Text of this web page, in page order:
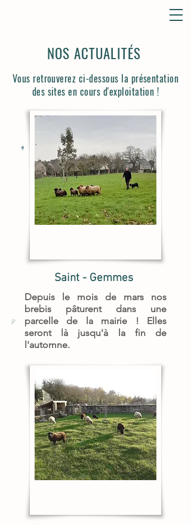
L'r des moutons
L'r des moutons
L'r des moutons
éco-pâturage
éco-pâturage
NOS ACTUALITÉS
Vous retrouverez ci-dessous la présentation
des sites en cours d'exploitation !
Saint - Gemmes
Depuis le mois de mars nos
brebis pâturent dans une
parcelle de la mairie ! Elles
seront là jusqu'à la fin de
l'automne.